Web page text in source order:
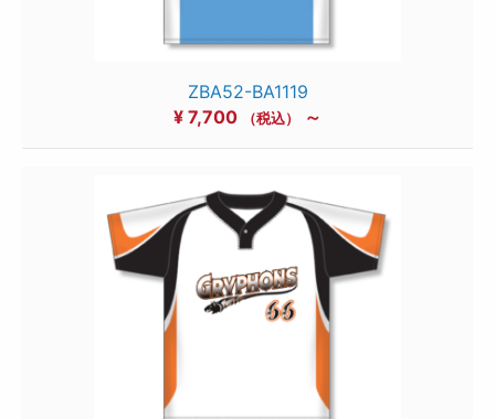
ZBA52-BA1119
¥ 7,700 （税込） ～